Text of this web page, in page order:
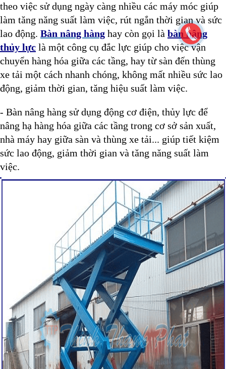
theo việc sử dụng ngày càng nhiều các máy móc giúp
làm tăng năng suất làm việc, rút ngắn thời gian và sức
lao động. Bàn nâng hàng hay còn gọi là bàn nâng
thủy lực là một công cụ đắc lực giúp cho việc vận
chuyển hàng hóa giữa các tầng, hay từ sàn đến thùng
xe tải một cách nhanh chóng, không mất nhiều sức lao
động, giảm thời gian, tăng hiệu suất làm việc.
- Bàn nâng hàng sử dụng động cơ điện, thủy lực để
nâng hạ hàng hóa giữa các tầng trong cơ sở sản xuất,
nhà máy hay giữa sàn và thùng xe tải... giúp tiết kiệm
sức lao động, giảm thời gian và tăng năng suất làm
việc.